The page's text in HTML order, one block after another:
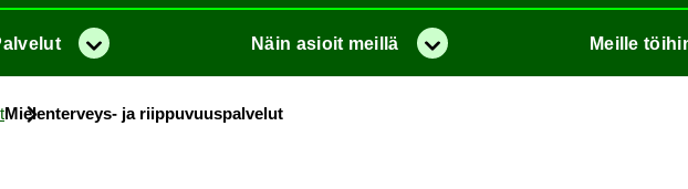
Va­lik­ko Näin asioit meil­lä Va­lik­ko Meil­le
Mielenterveys-​ ja riip­pu­vuus­pal­ve­lut